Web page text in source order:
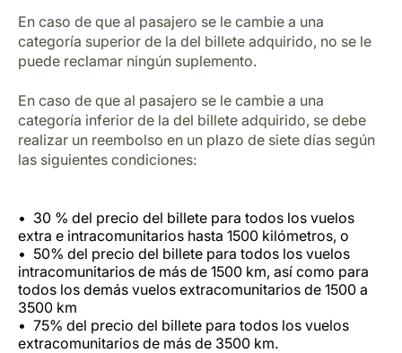
En caso de que al pasajero se le cambie a una
categoría superior de la del billete adquirido, no se le
puede reclamar ningún suplemento.
En caso de que al pasajero se le cambie a una
categoría inferior de la del billete adquirido, se debe
realizar un reembolso en un plazo de siete días según
las siguientes condiciones:
30 % del precio del billete para todos los vuelos
extra e intracomunitarios hasta 1500 kilómetros, o
50% del precio del billete para todos los vuelos
intracomunitarios de más de 1500 km, así como para
todos los demás vuelos extracomunitarios de 1500 a
3500 km
75% del precio del billete para todos los vuelos
extracomunitarios de más de 3500 km.